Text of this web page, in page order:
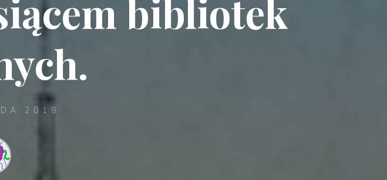
bibliotek
2018